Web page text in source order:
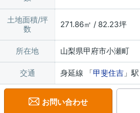
土地面積/坪
数
271.86㎡ / 82.23坪
所在地 山梨県甲府市小瀬町
交通 身延線 「甲斐住吉 」
お問い合わせ